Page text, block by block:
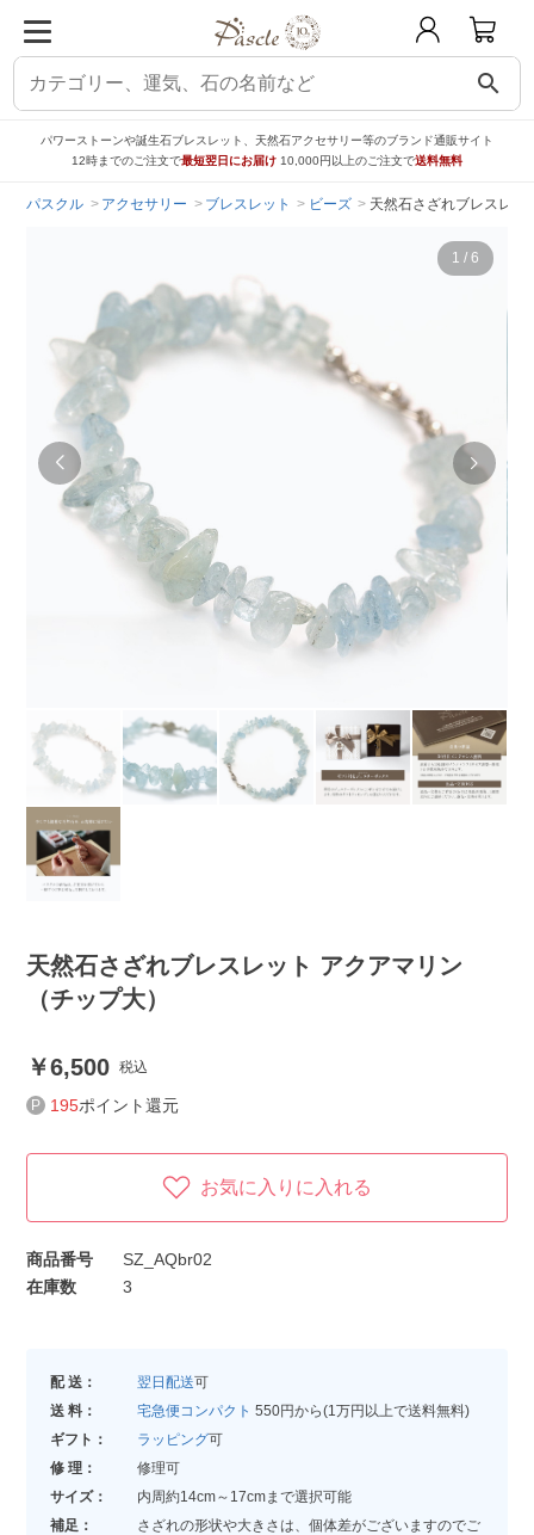
search
パワーストーンや誕生石ブレスレット、天然石アクセサリー等のブランド通販サイト
12時までのご注文で最短翌日にお届け 10,000円以上のご注文で送料無料
パスクル アクセサリー ブレスレット ビーズ 天然石さざれブレスレッ
1 / 6
天然石さざれブレスレット アクアマリン
（チップ大）
6,500 税込
195ポイント還元
お気に入りに入れる
商品番号
SZ_AQbr02
在庫数
3
配 送： 翌日配送可
送 料：
宅急便コンパクト 550円から(1万円以上で送料無料)
ギフト：
ラッピング可
修 理：
修理可
サイズ：
内周約14cm～17cmまで選択可能
補足：
さざれの形状や大きさは、個体差がございますのでご